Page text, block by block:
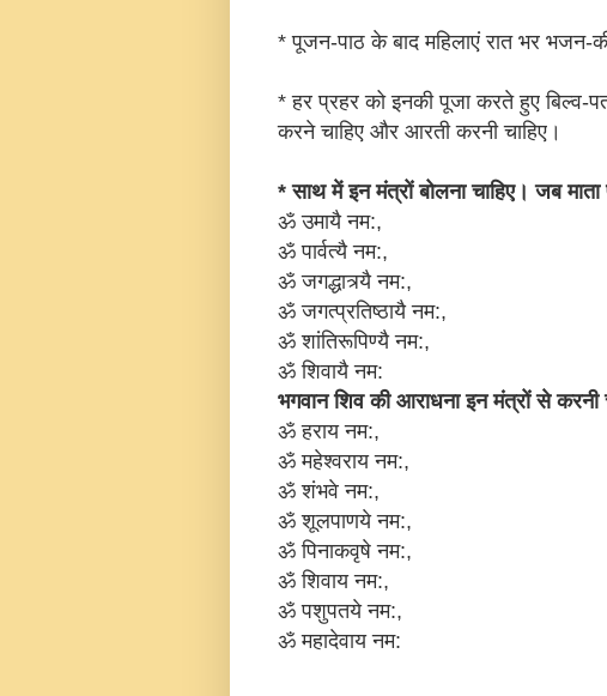
* पूजन-पाठ के बाद महिलाएं रात भर भजन-
* हर प्रहर को इनकी पूजा करते हुए
करने चाहिए और आरती करनी चाहिए।
* साथ में इन मंत्रों बोलना चाहिए। जब माता
ॐ उमायै नम:,
ॐ पार्वत्यै नम:,
ॐ जगद्धात्र्यै नम:,
ॐ जगत्प्रतिष्ठायै नम:,
ॐ शांतिरूपिण्यै नम:,
ॐ शिवायै नम:
भगवान शिव की आराधना इन मंत्रों से करनी
ॐ हराय नम:,
ॐ महेश्वराय नम:,
ॐ शंभवे नम:,
ॐ शूलपाणये नम:,
ॐ पिनाकवृषे नम:,
ॐ शिवाय नम:,
ॐ पशुपतये नम:,
ॐ महादेवाय नम: